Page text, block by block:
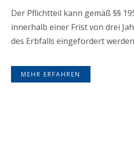
Der Pflichtteil kann gemäß §§
innerhalb einer Frist von drei
des Erbfalls eingefordert
MEHR ERFAHREN